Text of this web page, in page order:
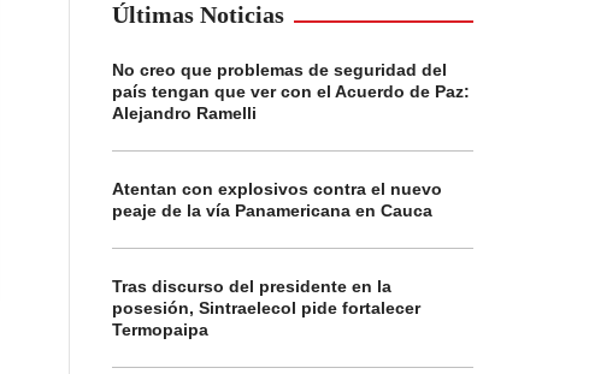
Últimas Noticias
No creo que problemas de seguridad del
país tengan que ver con el Acuerdo de Paz:
Alejandro Ramelli
Atentan con explosivos contra el nuevo
peaje de la vía Panamericana en Cauca
Tras discurso del presidente en la
posesión, Sintraelecol pide fortalecer
Termopaipa